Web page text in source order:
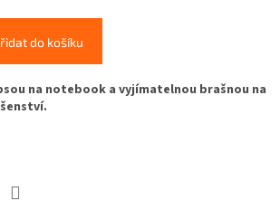
do košíku
na notebook a vyjímatelnou brašnou na